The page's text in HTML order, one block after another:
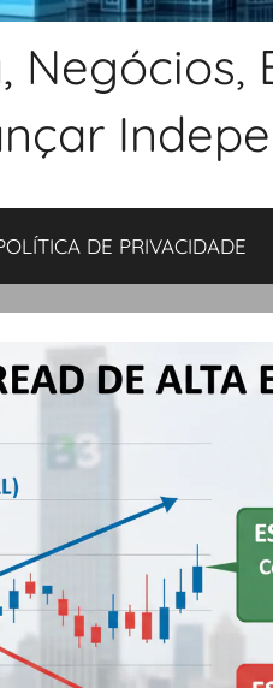
DE PRIVACIDADE